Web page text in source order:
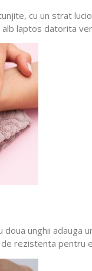
cu un strat
laptos datorita
unghii adauga
rezistenta pentru